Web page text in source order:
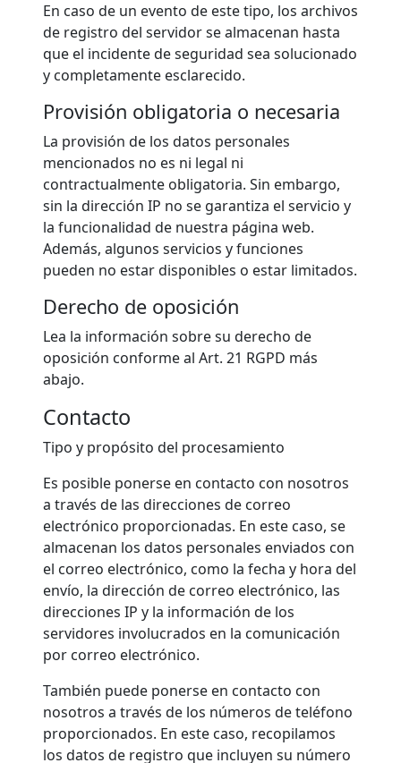
En caso de un evento de este tipo, los archivos
de registro del servidor se almacenan hasta
que el incidente de seguridad sea solucionado
y completamente esclarecido.
Provisión obligatoria o necesaria
La provisión de los datos personales
mencionados no es ni legal ni
contractualmente obligatoria. Sin embargo,
sin la dirección IP no se garantiza el servicio y
la funcionalidad de nuestra página web.
Además, algunos servicios y funciones
pueden no estar disponibles o estar limitados.
Derecho de oposición
Lea la información sobre su derecho de
oposición conforme al Art. 21 RGPD más
abajo.
Contacto
Tipo y propósito del procesamiento
Es posible ponerse en contacto con nosotros
a través de las direcciones de correo
electrónico proporcionadas. En este caso, se
almacenan los datos personales enviados con
el correo electrónico, como la fecha y hora del
envío, la dirección de correo electrónico, las
direcciones IP y la información de los
servidores involucrados en la comunicación
por correo electrónico.
También puede ponerse en contacto con
nosotros a través de los números de teléfono
proporcionados. En este caso, recopilamos
los datos de registro que incluyen su número